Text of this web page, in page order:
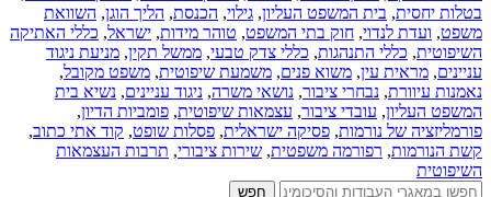
בטלות יחסית, בית המשפט העליון, גילוי, הכנסת, הליך הוגן, השוואת
משפט, ועדת לנדוי, חוק בתי המשפט, טוהר מידות, ישראל, כללי האתיקה
השיפוטית, כללי התנהגות, כללי צדק טבעי, ממשל תקין, מניעת ניגוד
עניינים, מראית עין, משוא פנים, משמעת שיפוטית, משפט מקובל,
נאמנות עיוורת, נבחרי ציבור, נושאי משרה, ניגוד עניינים, נשיא בית
המשפט העליון, עובדי ציבור, עצמאות שיפוטית, פומביות הדיון,
פורמליזציה של נורמות, פסיקה ישראלית, פסלות שופט, קוד אתי כתוב,
קשת הנורמות, רפורמה משפטית, שירות ציבורי, תרבות העצמאות
השיפוטית